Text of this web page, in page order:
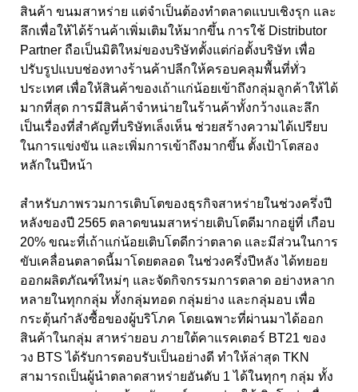
สินค้า ขนมสาหร่าย แต่จำเป็นต้องทำตลาดแบบเชิงรุก และ
ลึกเพื่อให้ได้ร้านค้าเพิ่มเติมให้มากขึ้น การใช้ Distributor
Partner ถือเป็นมิติใหม่ของบริษัทตั้งแต่ก่อตั้งบริษัท เพื่อ
ปรับรูปแบบช่องทางร้านค้าปลีกให้ครอบคลุมพื้นที่ทั่ว
ประเทศ เพื่อให้สินค้าของเถ้าแก่น้อยเข้าถึงกลุ่มลูกค้าให้ได้
มากที่สุด การมีสินค้าจำหน่ายในร้านค้าทั้งกว้างและลึก
เป็นเรื่องที่สำคัญที่บริษัทเล็งเห็น ช่วยสร้างความได้เปรียบ
ในการแข่งขัน และเพิ่มการเข้าถึงมากขึ้น ตั้งเป้าโตสอง
หลักในปีหน้า
สำหรับภาพรวมการเติบโตของธุรกิจสาหร่ายในช่วงครึ่งปี
หลังของปี 2565 ตลาดขนมสาหร่ายเติบโตดีมากอยู่ที่ เกือบ
20% ขณะที่เถ้าแก่น้อยเติบโตดีกว่าตลาด และมีส่วนในการ
ขับเคลื่อนตลาดนี้มาโดยตลอด ในช่วงครึ่งปีหลัง ได้ทยอย
ออกผลิตภัณฑ์ใหม่ๆ และจัดกิจกรรมการตลาด อย่างหลาก
หลายในทุกกลุ่ม ทั้งกลุ่มทอด กลุ่มย่าง และกลุ่มอบ เพื่อ
กระตุ้นกำลังซื้อของผู้บริโภค โดยเฉพาะที่ผ่านมาได้ออก
สินค้าในกลุ่ม สาหร่ายอบ ภายใต้คาแรคเตอร์ BT21 ของ
วง BTS ได้รับการตอบรับเป็นอย่างดี ทำให้ล่าสุด TKN
สามารถเป็นผู้นำตลาดสาหร่ายอันดับ 1 ได้ในทุกๆ กลุ่ม ทั้ง